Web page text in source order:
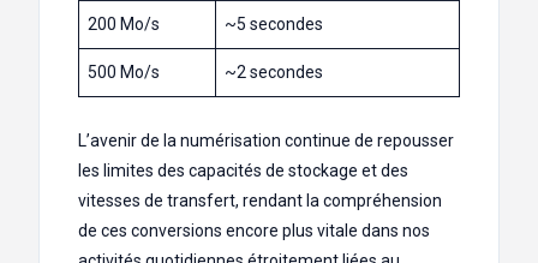
200 Mo/s ~5 secondes
500 Mo/s ~2 secondes
L’avenir de la numérisation continue de repousser
les limites des capacités de stockage et des
vitesses de transfert, rendant la compréhension
de ces conversions encore plus vitale dans nos